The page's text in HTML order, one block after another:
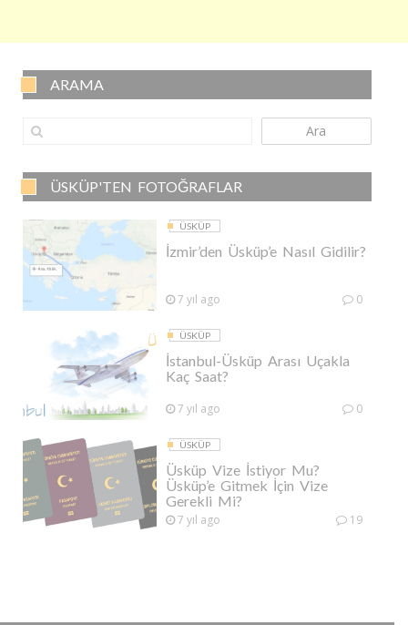
ARAMA
Ara
ÜSKÜP'TEN FOTOĞRAFLAR
ÜSKÜP
İzmir’den Üsküp’e Nasıl Gidilir?
7 yıl ago 0
ÜSKÜP
İstanbul-Üsküp Arası Uçakla
Kaç Saat?
7 yıl ago 0
ÜSKÜP
Üsküp Vize İstiyor Mu?
Üsküp’e Gitmek İçin Vize
Gerekli Mi?
7 yıl ago 19